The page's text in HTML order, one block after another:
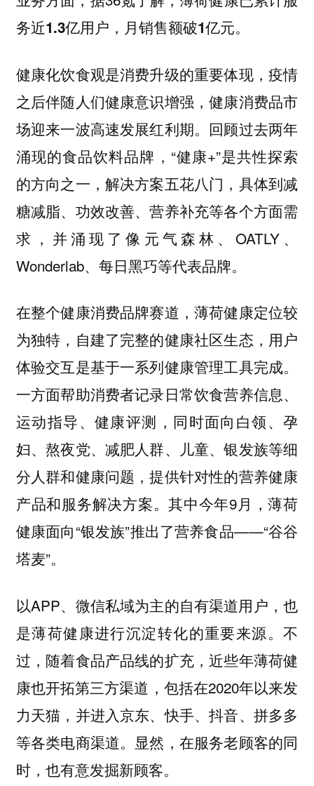
务近1.3亿用户，月销售额破1亿元。
健康化饮食观是消费升级的重要体现，疫情
之后伴随人们健康意识增强，健康消费品市
场迎来一波高速发展红利期。回顾过去两年
涌现的食品饮料品牌，“健康+”是共性探索
的方向之一，解决方案五花八门，具体到减
糖减脂、功效改善、营养补充等各个方面需
求，并涌现了像元气森林、OATLY、
Wonderlab、每日黑巧等代表品牌。
在整个健康消费品牌赛道，薄荷健康定位较
为独特，自建了完整的健康社区生态，用户
体验交互是基于一系列健康管理工具完成。
一方面帮助消费者记录日常饮食营养信息、
运动指导、健康评测，同时面向白领、孕
妇、熬夜党、减肥人群、儿童、银发族等细
分人群和健康问题，提供针对性的营养健康
产品和服务解决方案。其中今年9月，薄荷
健康面向“银发族”推出了营养食品——“谷谷
塔麦”。
以APP、微信私域为主的自有渠道用户，也
是薄荷健康进行沉淀转化的重要来源。不
过，随着食品产品线的扩充，近些年薄荷健
康也开拓第三方渠道，包括在2020年以来发
力天猫，并进入京东、快手、抖音、拼多多
等各类电商渠道。显然，在服务老顾客的同
时，也有意发掘新顾客。